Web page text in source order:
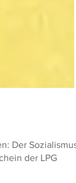
Der Sozialismus
der LPG